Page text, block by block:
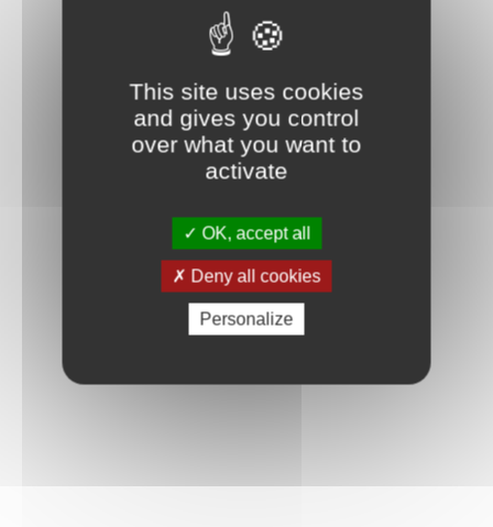
This site uses cookies
and gives you control
over what you want to
activate
OK, accept all
Deny all cookies
Personalize